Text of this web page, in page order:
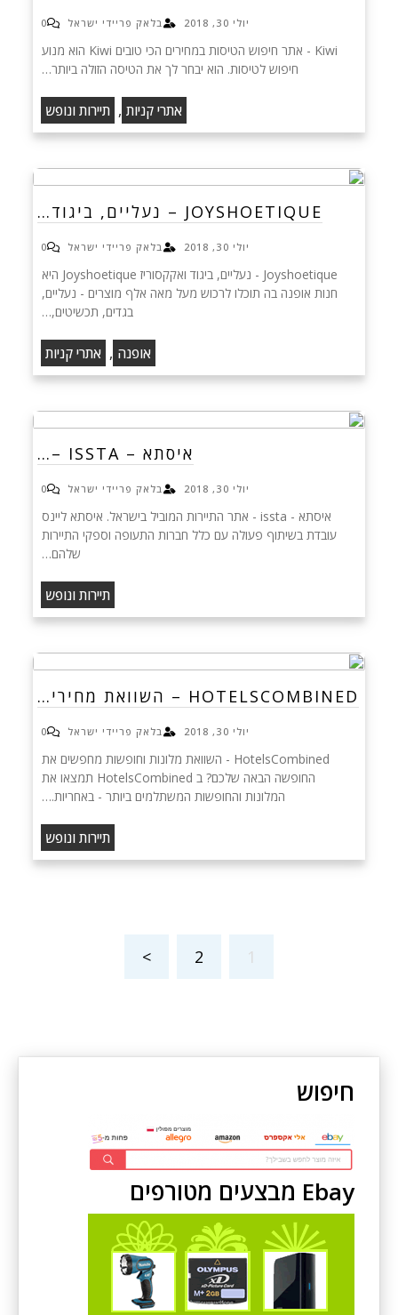
יולי 30, 2018 בלאק פריידי ישראל 0
Kiwi - אתר חיפוש הטיסות במחירים הכי טובים Kiwi הוא מנוע
חיפוש לטיסות. הוא יבחר לך את הטיסה הזולה ביותר…
אתרי קניות , תיירות ונופש
JOYSHOETIQUE – נעליים, ביגוד…
יולי 30, 2018 בלאק פריידי ישראל 0
Joyshoetique - נעליים, ביגוד ואקקסוריז Joyshoetique היא
חנות אופנה בה תוכלו לרכוש מעל מאה אלף מוצרים - נעליים,
בגדים, תכשיטים,…
אופנה , אתרי קניות
איסתא – ISSTA –…
יולי 30, 2018 בלאק פריידי ישראל 0
איסתא - issta - אתר התיירות המוביל בישראל. איסתא ליינס
עובדת בשיתוף פעולה עם כלל חברות התעופה וספקי התיירות
שלהם…
תיירות ונופש
HOTELSCOMBINED – השוואת מחירי…
יולי 30, 2018 בלאק פריידי ישראל 0
HotelsCombined - השוואת מלונות וחופשות מחפשים את
החופשה הבאה שלכם? ב HotelsCombined תמצאו את
המלונות והחופשות המשתלמים ביותר - באחריות.…
תיירות ונופש
1
2
>
חיפוש
Ebay מבצעים מטורפים